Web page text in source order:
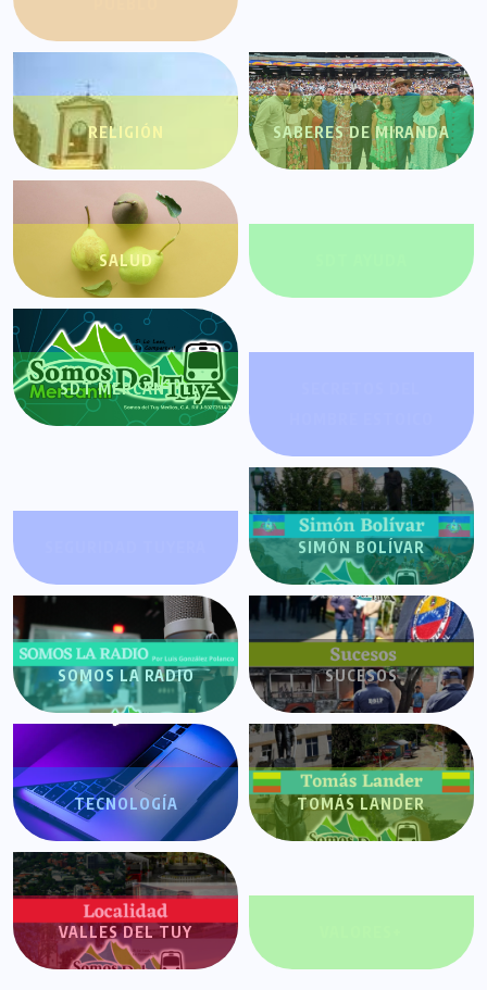
RELIGIÓN SABERES DE MIRANDA
SALUD
SDT MERCANTIL
SIMÓN BOLÍVAR
SOMOS LA RADIO SUCESOS
TECNOLOGÍA TOMÁS LANDER
VALLES DEL TUY